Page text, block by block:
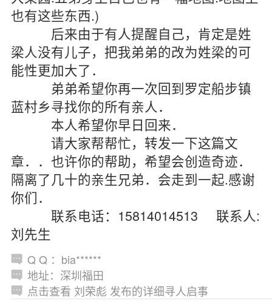
也有这些东西.)
后来由于有人提醒自己，肯定是姓
梁人没有儿子，把我弟弟的改为姓梁的可
能性更加大了．
弟弟希望你再一次回到罗定船步镇
蓝村乡寻找你的所有亲人．
本人希望你早日回来．
请大家帮帮忙，转发一下这篇文
章．．也许你的帮助，希望会创造奇迹．
隔离了几十的亲生兄弟．会走到一起.感谢
你们．
联系电话：15814014513 联系人:
刘先生
Q Q ：bia******
地址：深圳福田
点击查看 刘荣彪 发布的详细寻人启事